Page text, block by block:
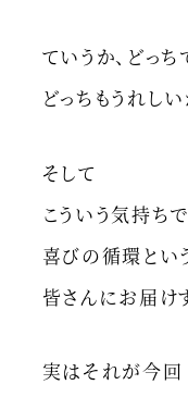
ていうか、どっち
どっちもうれしい
そして
こういう気持ち
喜びの循環とい
皆さんにお届け
実はそれが今回